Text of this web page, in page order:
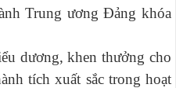
Trung ương Đảng khóa
dương, khen thưởng cho
tích xuất sắc trong hoạt